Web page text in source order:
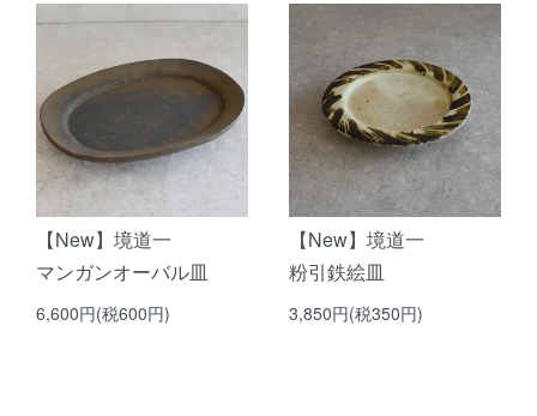
【New】境道一
マンガンオーバル皿
6,600円(税600円)
【New】境道一
粉引鉄絵皿
3,850円(税350円)